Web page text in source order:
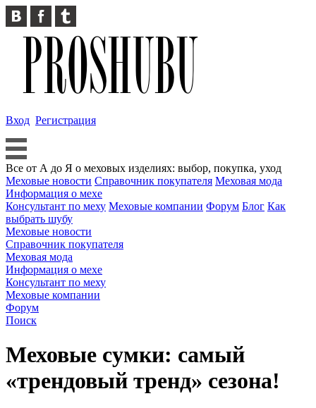
Вход Регистрация
Все от А до Я о меховых изделиях: выбор, покупка, уход
Меховые новости Справочник покупателя Меховая мода
Информация о мехе
Консультант по меху Меховые компании Форум Блог Как
выбрать шубу
Меховые новости
Справочник покупателя
Меховая мода
Информация о мехе
Консультант по меху
Меховые компании
Форум
Поиск
Меховые сумки: самый
«трендовый тренд» сезона!